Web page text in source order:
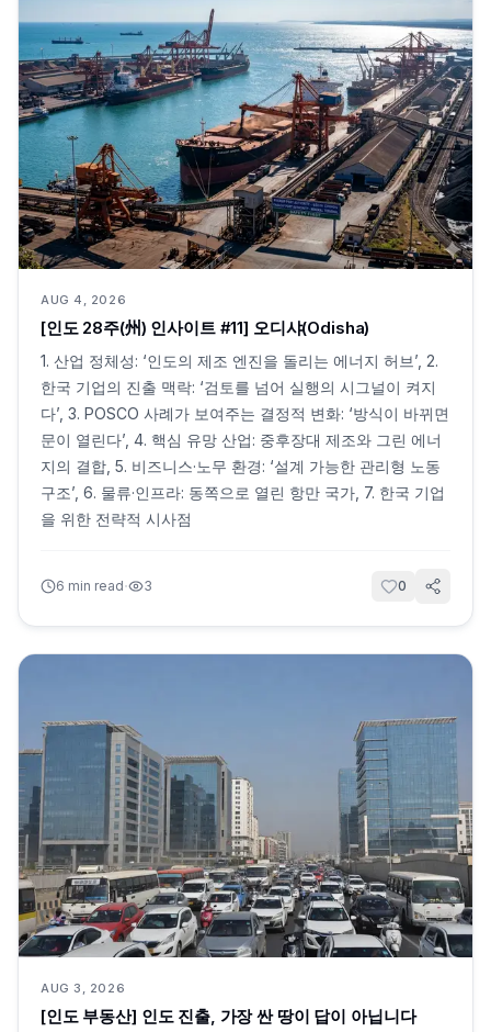
AUG 4, 2026
[인도 28주(州) 인사이트 #11] 오디샤(Odisha)
1. 산업 정체성: ‘인도의 제조 엔진을 돌리는 에너지 허브’, 2.
한국 기업의 진출 맥락: ‘검토를 넘어 실행의 시그널이 켜지
다’, 3. POSCO 사례가 보여주는 결정적 변화: ‘방식이 바뀌면
문이 열린다’, 4. 핵심 유망 산업: 중후장대 제조와 그린 에너
지의 결합, 5. 비즈니스·노무 환경: ‘설계 가능한 관리형 노동
구조’, 6. 물류·인프라: 동쪽으로 열린 항만 국가, 7. 한국 기업
을 위한 전략적 시사점
6 min read· 3 0
AUG 3, 2026
[인도 부동산] 인도 진출, 가장 싼 땅이 답이 아닙니다